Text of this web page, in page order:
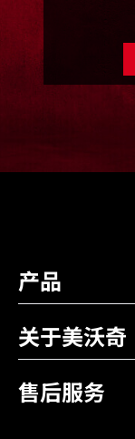
产品规格
外部尺寸 (mm)
重量 (kg)
产品
关于美沃奇
售后服务